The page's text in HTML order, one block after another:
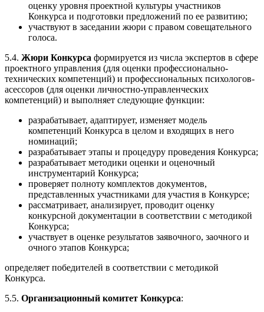
оценку уровня проектной культуры участников
Конкурса и подготовки предложений по ее развитию;
участвуют в заседании жюри с правом совещательного
голоса.
5.4. Жюри Конкурса формируется из числа экспертов в сфере
проектного управления (для оценки профессионально-
технических компетенций) и профессиональных психологов-
асессоров (для оценки личностно-управленческих
компетенций) и выполняет следующие функции:
разрабатывает, адаптирует, изменяет модель
компетенций Конкурса в целом и входящих в него
номинаций;
разрабатывает этапы и процедуру проведения Конкурса;
разрабатывает методики оценки и оценочный
инструментарий Конкурса;
проверяет полноту комплектов документов,
представленных участниками для участия в Конкурсе;
рассматривает, анализирует, проводит оценку
конкурсной документации в соответствии с методикой
Конкурса;
участвует в оценке результатов заявочного, заочного и
очного этапов Конкурса;
определяет победителей в соответствии с методикой
Конкурса.
5.5. Организационный комитет Конкурса: